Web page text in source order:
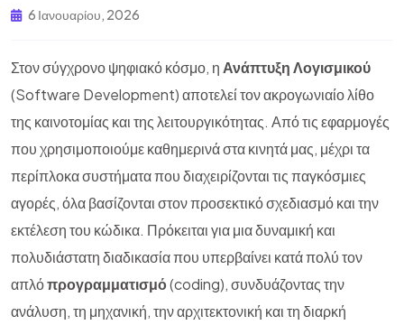
6 Ιανουαρίου, 2026
Στον σύγχρονο ψηφιακό κόσμο, η Ανάπτυξη Λογισμικού
(Software Development) αποτελεί τον ακρογωνιαίο λίθο
της καινοτομίας και της λειτουργικότητας. Από τις εφαρμογές
που χρησιμοποιούμε καθημερινά στα κινητά μας, μέχρι τα
περίπλοκα συστήματα που διαχειρίζονται τις παγκόσμιες
αγορές, όλα βασίζονται στον προσεκτικό σχεδιασμό και την
εκτέλεση του κώδικα. Πρόκειται για μια δυναμική και
πολυδιάστατη διαδικασία που υπερβαίνει κατά πολύ τον
απλόπρογραμματισμό(coding), συνδυάζοντας την
ανάλυση, τη μηχανική, την αρχιτεκτονική και τη διαρκή